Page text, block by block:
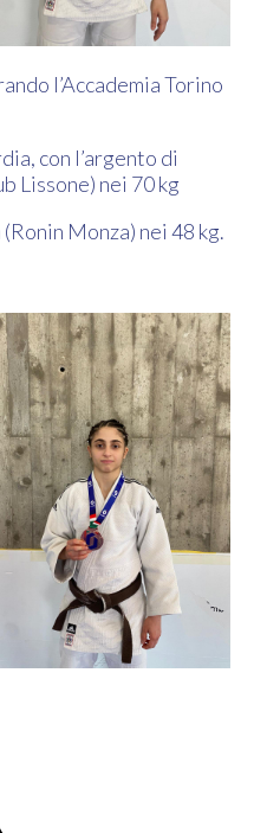
l’Accademia Torino
con l’argento di
Lissone) nei 70 kg
Monza) nei 48 kg.